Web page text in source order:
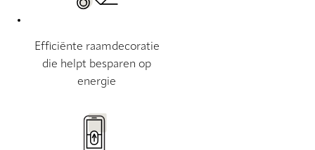
Efficiënte raamdecoratie
die helpt besparen op
energie